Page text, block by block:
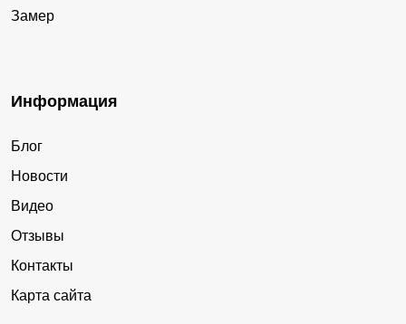
Замер
Информация
Блог
Новости
Видео
Отзывы
Контакты
Карта сайта